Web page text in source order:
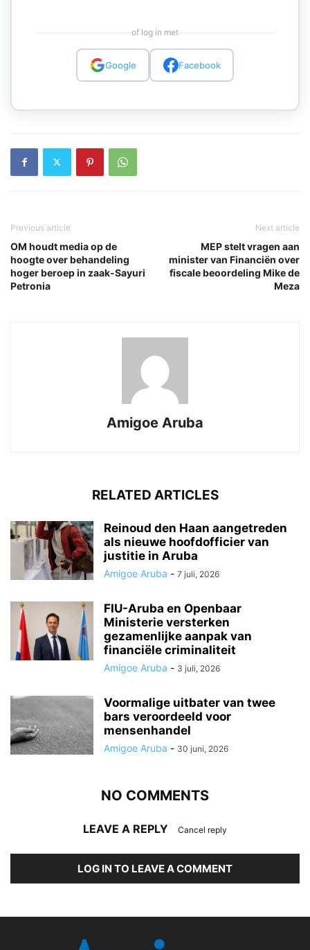
of log in met
Google Facebook
Previous article
OM houdt media op de
hoogte over behandeling
hoger beroep in zaak-Sayuri
Petronia
Next article
MEP stelt vragen aan
minister van Financiën over
fiscale beoordeling Mike de
Meza
Amigoe Aruba
RELATED ARTICLES
Reinoud den Haan aangetreden
als nieuwe hoofdofficier van
justitie in Aruba
Amigoe Aruba - 7 juli, 2026
FIU-Aruba en Openbaar
Ministerie versterken
gezamenlijke aanpak van
financiële criminaliteit
Amigoe Aruba - 3 juli, 2026
Voormalige uitbater van twee
bars veroordeeld voor
mensenhandel
Amigoe Aruba - 30 juni, 2026
NO COMMENTS
LEAVE A REPLY Cancel reply
LOG IN TO LEAVE A COMMENT